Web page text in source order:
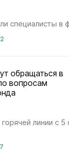
специалисты в
обращаться в
вопросам
линии с 5